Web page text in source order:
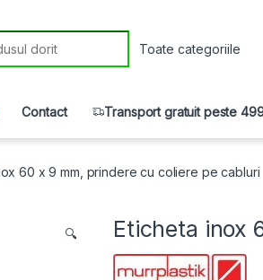
Contact Transport gratuit peste
60 x 9 mm, prindere cu coliere pe cabluri
🔍 Eticheta inox